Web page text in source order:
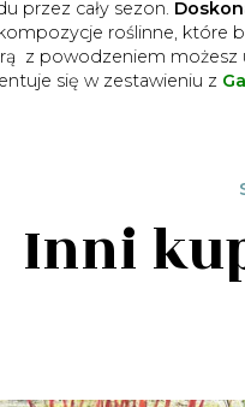
przez cały sezon.
roślinne, które
z powodzeniem możesz
się w zestawieniu z
Inni